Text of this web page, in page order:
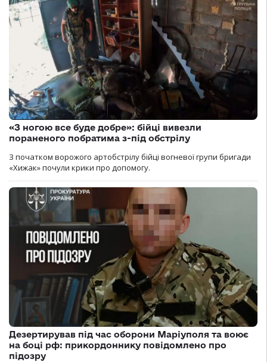
«З ногою все буде добре»: бійці вивезли
пораненого побратима з-під обстрілу
З початком ворожого артобстрілу бійці вогневої групи бригади
«Хижак» почули крики про допомогу.
Дезертирував під час оборони Маріуполя та воює
на боці рф: прикордоннику повідомлено про
підозру